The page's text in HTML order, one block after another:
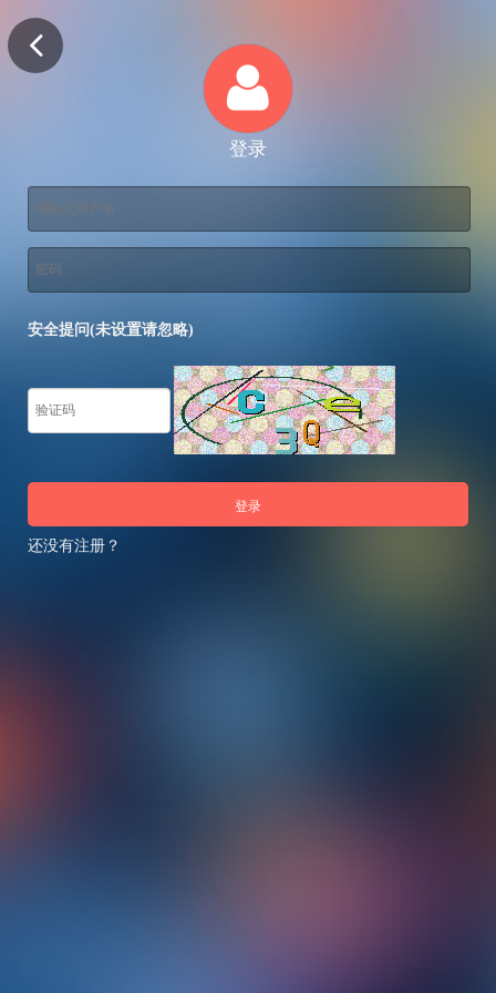
登录
安全提问(未设置请忽略)
登录
还没有注册？